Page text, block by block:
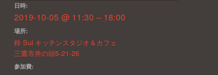
日時:
2019-10-05 @ 11:30 – 18:00
場所:
粋 Sui キッチンスタジオ＆カフェ
三鷹市井の頭5-21-26
参加費: